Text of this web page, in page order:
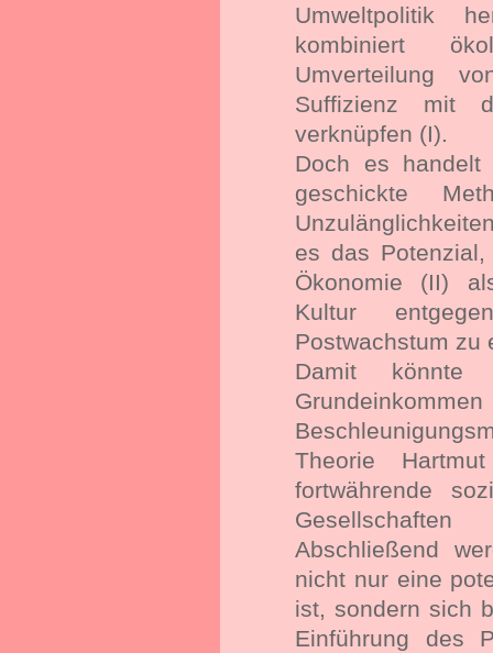
Umweltpolitik
kombiniert
Umverteilung
Suffizienz mit
verknüpfen (I).
Doch es
geschickte
es das
Ökonomie (II)
Kultur
Postwachstum zu
Damit könnte
Theorie
fortwährende
Abschließend
nicht nur eine
ist, sondern sich
Einführung des